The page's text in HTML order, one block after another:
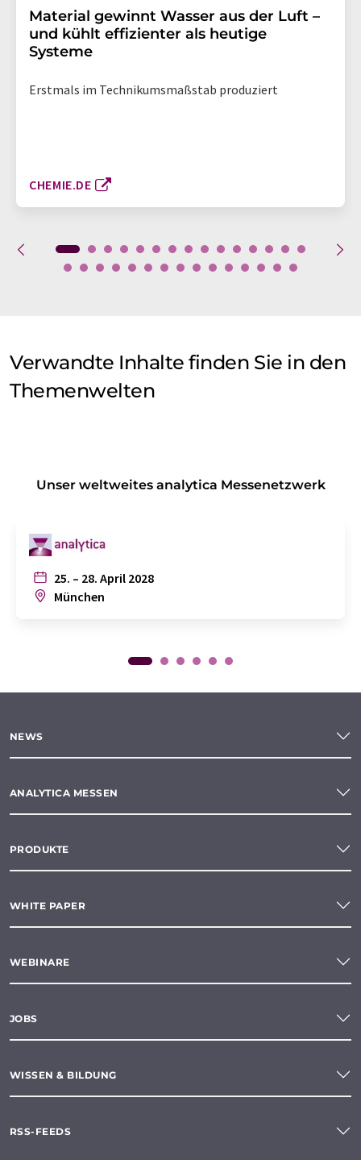
Material gewinnt Wasser aus der Luft –
und kühlt effizienter als heutige
Systeme
Erstmals im Technikumsmaßstab produziert
CHEMIE.DE
Verwandte Inhalte finden Sie in den
Themenwelten
Unser weltweites analytica Messenetzwerk
25. – 28. April 2028
München
NEWS
ANALYTICA MESSEN
PRODUKTE
WHITE PAPER
WEBINARE
JOBS
WISSEN & BILDUNG
RSS-FEEDS